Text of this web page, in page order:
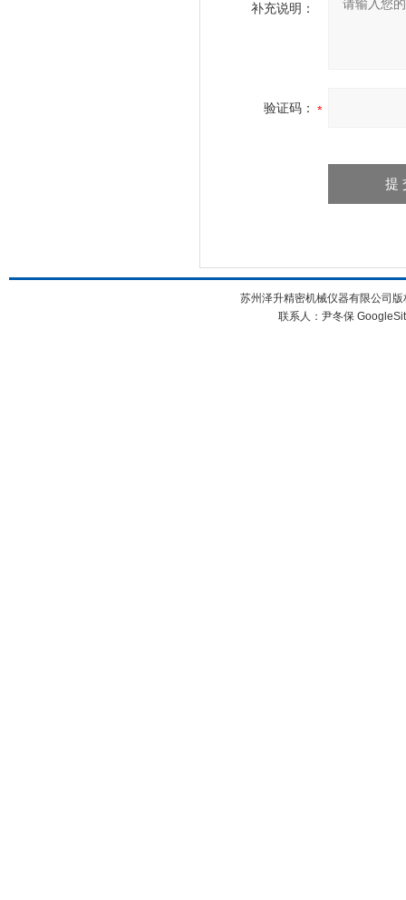
补充说明：
验证码：
苏州泽升精密机械仪器有限公司
联系人：尹冬保